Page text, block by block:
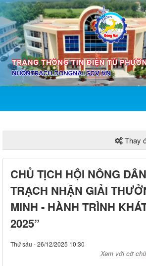
Thay
CHỦ TỊCH HỘI NÔNG
TRẠCH NHẬN GIẢI
MINH - HÀNH TRÌNH
2025”
Thứ sáu - 26/12/2025 10:30
Xem với cỡ chữ